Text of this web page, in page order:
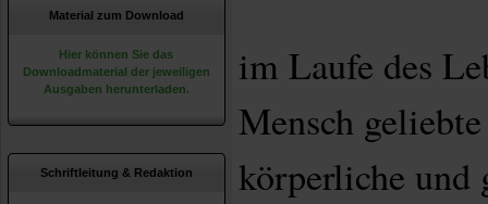
Material zum Download
Hier können Sie das
Downloadmaterial der jeweiligen
Ausgaben herunterladen.
Schriftleitung & Redaktion
im Laufe des
Mensch
körperliche und